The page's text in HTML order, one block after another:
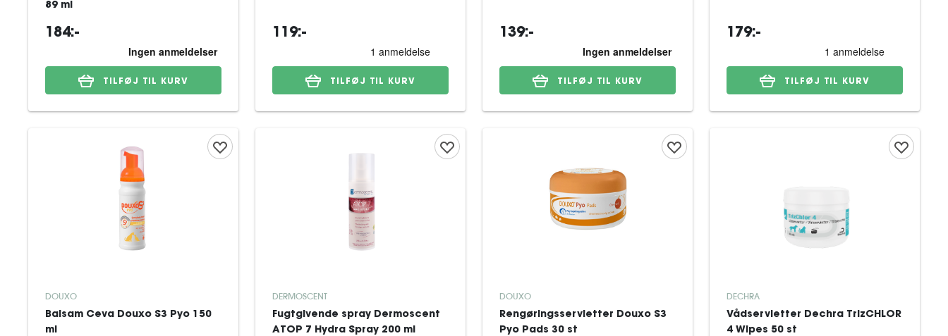
89 ml
184:-
TILFØJ TIL KURV
119:-
TILFØJ TIL KURV
139:-
TILFØJ TIL KURV
179:-
TILFØJ TIL KURV
DOUXO
Balsam Ceva Douxo S3 Pyo 150
ml
DERMOSCENT
Fugtgivende spray Dermoscent
ATOP 7 Hydra Spray 200 ml
DOUXO
Rengøringsservietter Douxo S3
Pyo Pads 30 st
DECHRA
Vådservietter Dechra TrizCHLOR
4 Wipes 50 st